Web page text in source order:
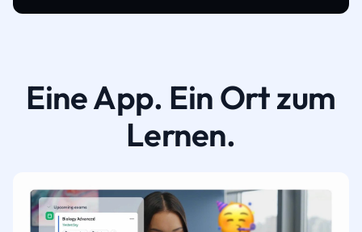
Eine App. Ein Ort zum
Lernen.